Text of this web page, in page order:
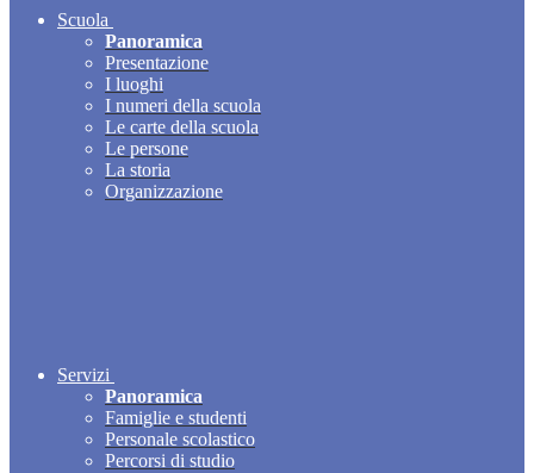
Scuola
Panoramica
Presentazione
I luoghi
I numeri della scuola
Le carte della scuola
Le persone
La storia
Organizzazione
Servizi
Panoramica
Famiglie e studenti
Personale scolastico
Percorsi di studio